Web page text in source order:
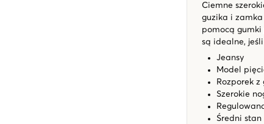
Ciemne
guzika i zamka
pomocą gumki
są idealne,
Jeansy
Model
Rozporek
Szerokie
Średni stan